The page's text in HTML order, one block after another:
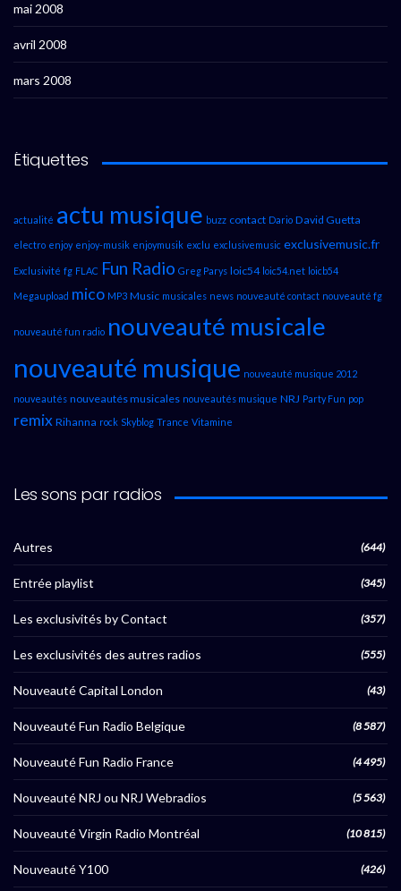
mai 2008
avril 2008
mars 2008
Étiquettes
actualité actu musique buzz contact Dario David Guetta
electro enjoy enjoy-musik enjoymusik exclu exclusivemusic exclusivemusic.fr
Exclusivité fg FLAC Fun Radio Greg Parys loic54 loic54.net loicb54
Megaupload mico MP3 Music musicales news nouveauté contact nouveauté fg
nouveauté fun radio nouveauté musicale
nouveauté musique nouveauté musique 2012
nouveautés nouveautés musicales nouveautés musique NRJ Party Fun pop
remix Rihanna rock Skyblog Trance Vitamine
Les sons par radios
Autres (644)
Entrée playlist (345)
Les exclusivités by Contact (357)
Les exclusivités des autres radios (555)
Nouveauté Capital London (43)
Nouveauté Fun Radio Belgique (8 587)
Nouveauté Fun Radio France (4 495)
Nouveauté NRJ ou NRJ Webradios (5 563)
Nouveauté Virgin Radio Montréal (10 815)
Nouveauté Y100 (426)